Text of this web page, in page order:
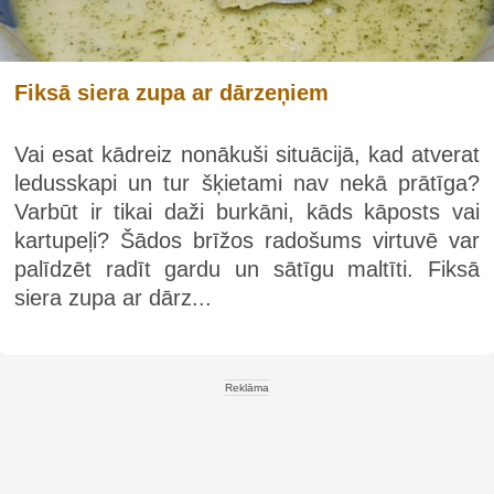
Fiksā siera zupa ar dārzeņiem
Vai esat kādreiz nonākuši situācijā, kad atverat
ledusskapi un tur šķietami nav nekā prātīga?
Varbūt ir tikai daži burkāni, kāds kāposts vai
kartupeļi? Šādos brīžos radošums virtuvē var
palīdzēt radīt gardu un sātīgu maltīti. Fiksā
siera zupa ar dārz...
Reklāma